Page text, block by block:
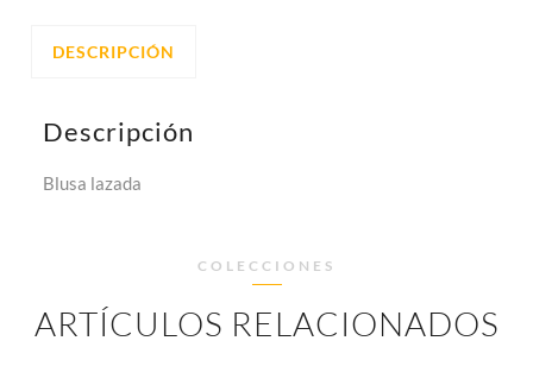
DESCRIPCIÓN
Descripción
Blusa lazada
COLECCIONES
ARTÍCULOS RELACIONADOS